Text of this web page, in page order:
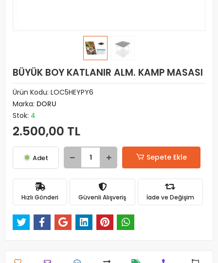
BÜYÜK BOY KATLANIR ALM. KAMP MASASI
Ürün Kodu: LOC5HEYPY6
Marka: DORU
Stok: 4
2.500,00 TL
Adet Sepete Ekle
Hızlı Gönderi Güvenli Alışveriş İade ve Değişim